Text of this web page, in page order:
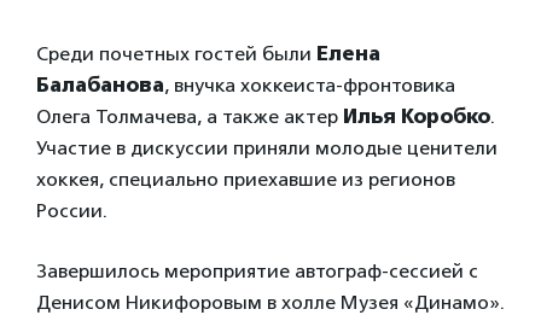
Среди почетных гостей были Елена
Балабанова, внучка хоккеиста-фронтовика
Олега Толмачева, а также актер Илья Коробко.
Участие в дискуссии приняли молодые ценители
хоккея, специально приехавшие из регионов
России.
Завершилось мероприятие автограф-сессией с
Денисом Никифоровым в холле Музея «Динамо».